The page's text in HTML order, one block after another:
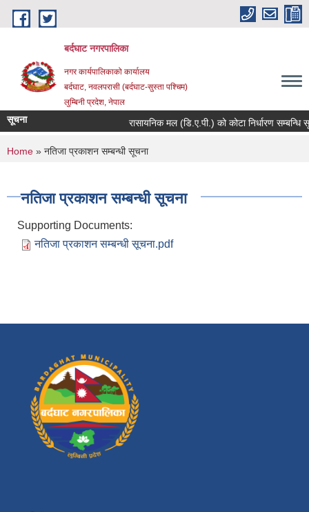
Skip to main content
बर्दघाट नगरपालिका
नगर कार्यपालिकाको कार्यालय
बर्दघाट, नवलपरासी (बर्दघाट-सुस्ता पश्चिम)
लुम्बिनी प्रदेश, नेपाल
सूचना रासायनिक मल (डि.ए.पी.) को कोटा निर्धारण सम्बन्धि
You are here
Home » नतिजा प्रकाशन सम्बन्धी सूचना
नतिजा प्रकाशन सम्बन्धी सूचना
Supporting Documents:
नतिजा प्रकाशन सम्बन्धी सूचना.pdf